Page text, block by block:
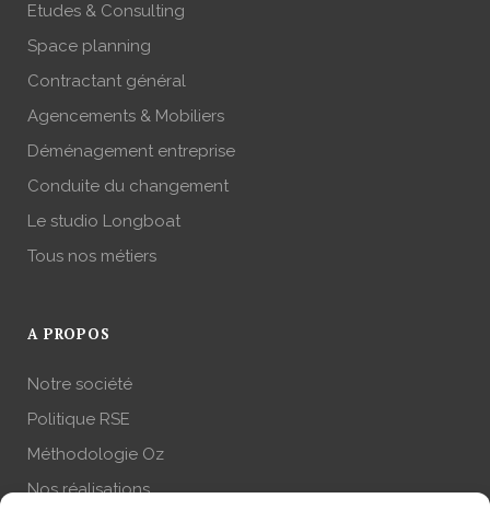
Etudes & Consulting
Space planning
Contractant général
Agencements & Mobiliers
Déménagement entreprise
Conduite du changement
Le studio Longboat
Tous nos métiers
A PROPOS
Notre société
Politique RSE
Méthodologie Oz
Nos réalisations